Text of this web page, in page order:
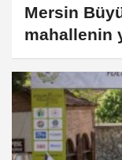
Mersin
mahallenin